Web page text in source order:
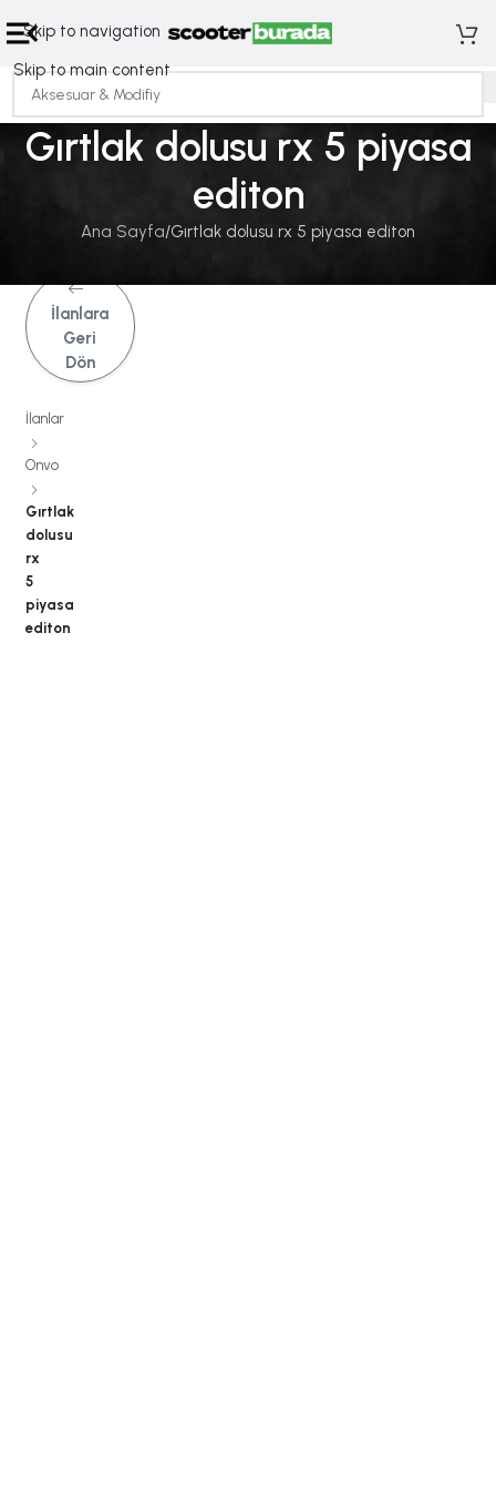
Skip to navigation
Skip to main content
Gırtlak dolusu rx 5 piyasa
editon
Ana Sayfa Gırtlak dolusu rx 5 piyasa editon
İlanlara
Geri
Dön
İlanlar
Onvo
Gırtlak
dolusu
rx
5
piyasa
editon